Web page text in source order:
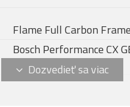
Flame Full Carbon Frame
Bosch Performance CX
100Nm, 25km/h
Bosch Kiox 400C + Mini